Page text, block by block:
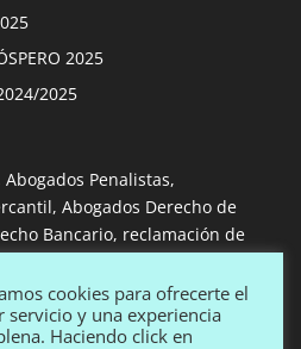
2025
2025
Penalistas,
Abogados Derecho de
Bancario, reclamación de
cookies para ofrecerte el
servicio y una experiencia
Haciendo click en